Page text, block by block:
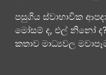
පසුගිය ස්වාභාවික
මෝසම් ද, එල් නිනෝ
කතාව මාධ්‍යවල